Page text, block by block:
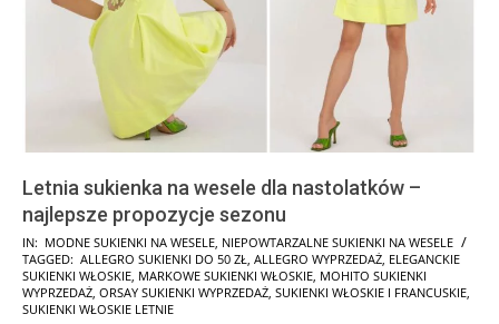
Letnia sukienka na wesele dla nastolatków –
najlepsze propozycje sezonu
2024-
07-
16
IN: MODNE SUKIENKI NA WESELE, NIEPOWTARZALNE SUKIENKI NA WESELE
TAGGED: ALLEGRO SUKIENKI DO 50 ZŁ, ALLEGRO WYPRZEDAŻ, ELEGANCKIE
SUKIENKI WŁOSKIE, MARKOWE SUKIENKI WŁOSKIE, MOHITO SUKIENKI
WYPRZEDAŻ, ORSAY SUKIENKI WYPRZEDAŻ, SUKIENKI WŁOSKIE I FRANCUSKIE,
SUKIENKI WŁOSKIE LETNIE